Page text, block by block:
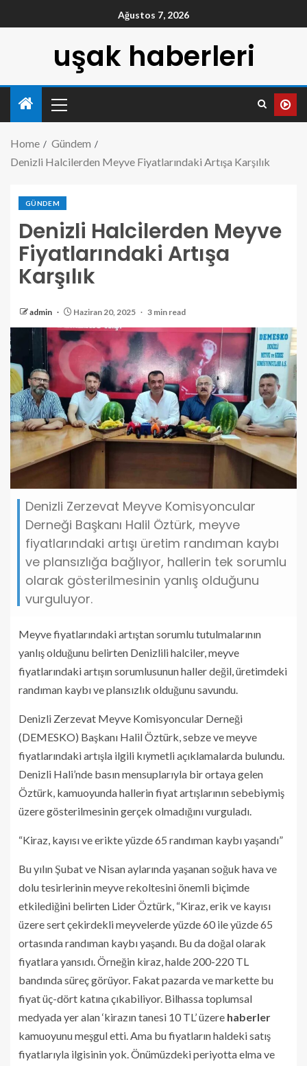
Ağustos 7, 2026
uşak haberleri
Home
Gündem
Denizli Halcilerden Meyve Fiyatlarındaki Artışa Karşılık
GÜNDEM
Denizli Halcilerden Meyve
Fiyatlarındaki Artışa
Karşılık
admin Haziran 20, 2025 3 min read
Denizli Zerzevat Meyve Komisyoncular
Derneği Başkanı Halil Öztürk, meyve
fiyatlarındaki artışı üretim randıman kaybı
ve plansızlığa bağlıyor, hallerin tek sorumlu
olarak gösterilmesinin yanlış olduğunu
vurguluyor.
Meyve fiyatlarındaki artıştan sorumlu tutulmalarının
yanlış olduğunu belirten Denizlili halciler, meyve
fiyatlarındaki artışın sorumlusunun haller değil, üretimdeki
randıman kaybı ve plansızlık olduğunu savundu.
Denizli Zerzevat Meyve Komisyoncular Derneği
(DEMESKO) Başkanı Halil Öztürk, sebze ve meyve
fiyatlarındaki artışla ilgili kıymetli açıklamalarda bulundu.
Denizli Hali’nde basın mensuplarıyla bir ortaya gelen
Öztürk, kamuoyunda hallerin fiyat artışlarının sebebiymiş
üzere gösterilmesinin gerçek olmadığını vurguladı.
“Kiraz, kayısı ve erikte yüzde 65 randıman kaybı yaşandı”
Bu yılın Şubat ve Nisan aylarında yaşanan soğuk hava ve
dolu tesirlerinin meyve rekoltesini önemli biçimde
etkilediğini belirten Lider Öztürk, “Kiraz, erik ve kayısı
üzere sert çekirdekli meyvelerde yüzde 60 ile yüzde 65
ortasında randıman kaybı yaşandı. Bu da doğal olarak
fiyatlara yansıdı. Örneğin kiraz, halde 200-220 TL
bandında süreç görüyor. Fakat pazarda ve markette bu
fiyat üç-dört katına çıkabiliyor. Bilhassa toplumsal
medyada yer alan ‘kirazın tanesi 10 TL’ üzere haberler
kamuoyunu meşgul etti. Ama bu fiyatların haldeki satış
fiyatlarıyla ilgisinin yok. Önümüzdeki periyotta elma ve